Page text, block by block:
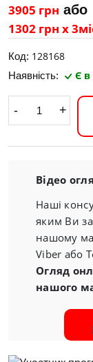
3905 грн або
1302 грн х
Код: 128168
Наявність: Є в
- +
Відео
Наші
яким Ви
нашому
Viber або
Огляд
нашого